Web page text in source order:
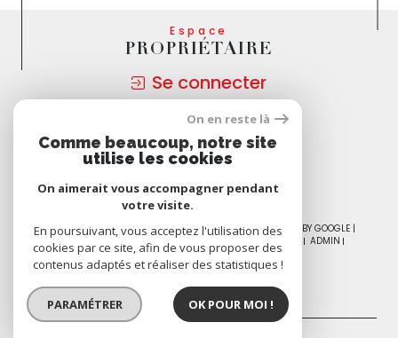
Espace
PROPRIÉTAIRE
Se connecter
Nous
ADHÉRONS
© 2026 | TOUS DROITS RÉSERVÉS | TRADUCTION POWERED BY GOOGLE |
NOS HONORAIRES
PLAN DU SITE MENTIONS LÉGALES
ADMIN
NOS PARTENAIRES
POLITIQUE RGPD COOKIES
On en reste là
Comme beaucoup, notre site
utilise les cookies
On aimerait vous accompagner pendant
votre visite.
En poursuivant, vous acceptez l'utilisation des
cookies par ce site, afin de vous proposer des
contenus adaptés et réaliser des statistiques !
PARAMÉTRER OK POUR MOI !